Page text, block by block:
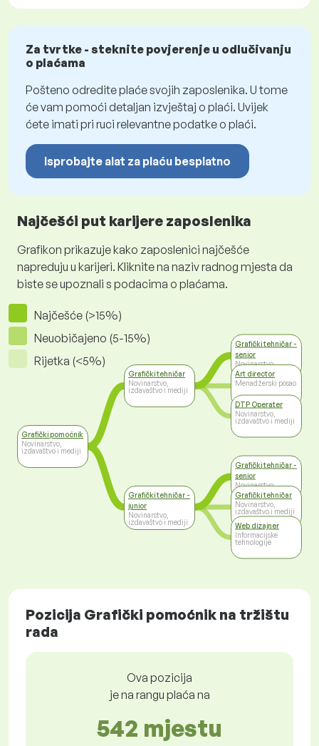
Za tvrtke - steknite povjerenje u odlučivanju
o plaćama
Pošteno odredite plaće svojih zaposlenika. U tome
će vam pomoći detaljan izvještaj o plaći. Uvijek
ćete imati pri ruci relevantne podatke o plaći.
Isprobajte alat za plaću besplatno
Najčešći put karijere zaposlenika
Grafikon prikazuje kako zaposlenici najčešće
napreduju u karijeri. Kliknite na naziv radnog mjesta da
biste se upoznali s podacima o plaćama.
Najčešće (>15%)
Neuobičajeno (5-15%)
Rijetka (<5%)
Grafički pomoćnik
Novinarstvo,
izdavaštvo i mediji
Grafički tehničar
Novinarstvo,
izdavaštvo i mediji
Grafički tehničar -
junior
Novinarstvo,
izdavaštvo i mediji
Grafički tehničar -
senior
Novinarstvo,
izdavaštvo i mediji
Art director
Menadžerski posao
DTP Operater
Novinarstvo,
izdavaštvo i mediji
Grafički tehničar -
senior
Novinarstvo,
izdavaštvo i mediji
Grafički tehničar
Novinarstvo,
izdavaštvo i mediji
Web dizajner
Informacijske
tehnologije
Pozicija Grafički pomoćnik na tržištu
rada
Ova pozicija
je na rangu plaća na
542 mjestu